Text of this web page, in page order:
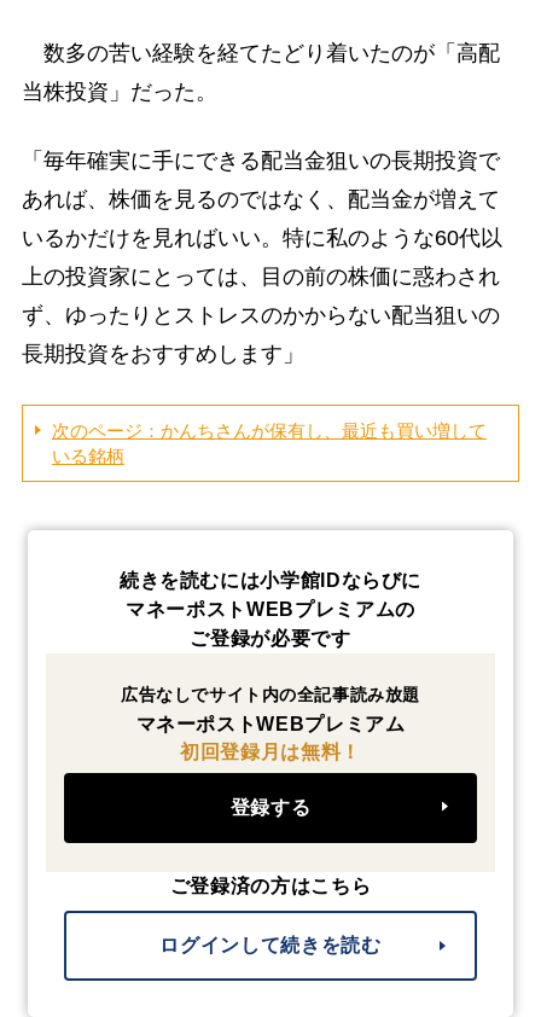
数多の苦い経験を経てたどり着いたのが「高配
当株投資」だった。
「毎年確実に手にできる配当金狙いの長期投資で
あれば、株価を見るのではなく、配当金が増えて
いるかだけを見ればいい。特に私のような60代以
上の投資家にとっては、目の前の株価に惑わされ
ず、ゆったりとストレスのかからない配当狙いの
長期投資をおすすめします」
次のページ：かんちさんが保有し、最近も買い増して
いる銘柄
続きを読むには小学館IDならびに
マネーポストWEBプレミアムの
ご登録が必要です
広告なしでサイト内の全記事読み放題
マネーポストWEBプレミアム
初回登録月は無料！
登録する
ご登録済の方はこちら
ログインして続きを読む